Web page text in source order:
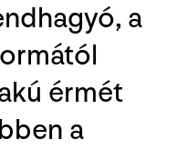
a
érmét
a